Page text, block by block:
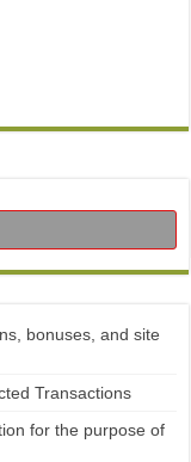
bonuses, and site
Transactions
for the purpose of